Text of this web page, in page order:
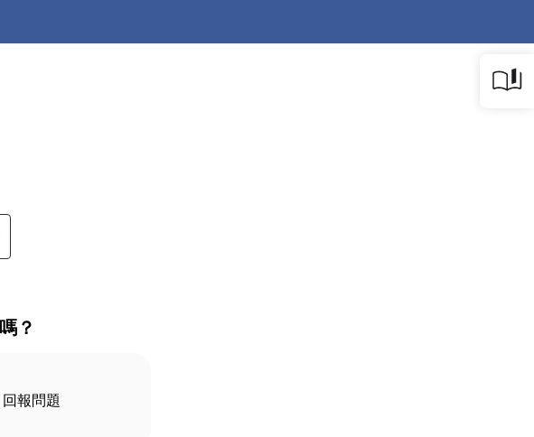
？
回報問題